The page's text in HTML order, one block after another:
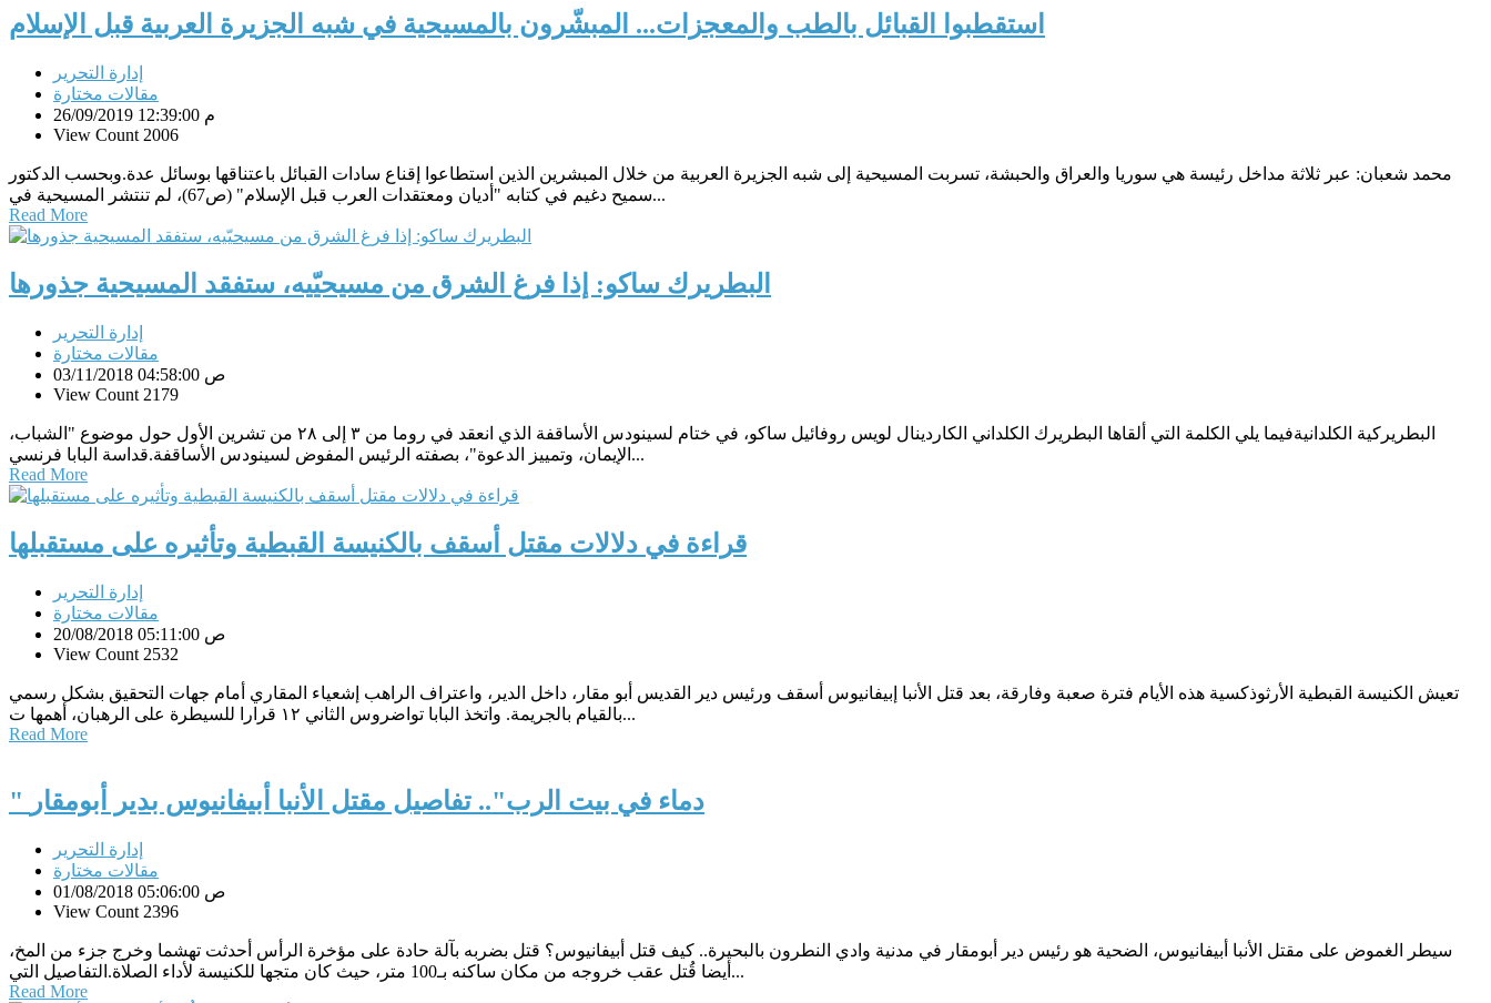
استقطبوا القبائل بالطب والمعجزات... المبشّرون بالمسيحية في شبه الجزيرة العربية قبل الإسلام
إدارة التحرير
مقالات مختارة
26/09/2019 12:39:00 م
View Count 2006
محمد شعبان: عبر ثلاثة مداخل رئيسة هي سوريا والعراق والحبشة، تسربت المسيحية إلى شبه الجزيرة العربية من خلال المبشرين الذين استطاعوا إقناع سادات القبائل باعتناقها بوسائل عدة.وبحسب الدكتور
سميح دغيم في كتابه "أديان ومعتقدات العرب قبل الإسلام" (ص67)، لم تنتشر المسيحية في...
Read More
البطريرك ساكو: إذا فرغ الشرق من مسيحيّيه، ستفقد المسيحية جذورها
إدارة التحرير
مقالات مختارة
03/11/2018 04:58:00 ص
View Count 2179
البطريركية الكلدانيةفيما يلي الكلمة التي ألقاها البطريرك الكلداني الكاردينال لويس روفائيل ساكو، في ختام لسينودس الأساقفة الذي انعقد في روما من ٣ إلى ٢٨ من تشرين الأول حول موضوع "الشباب،
الإيمان، وتمييز الدعوة"، بصفته الرئيس المفوض لسينودس الأساقفة.قداسة البابا فرنسي...
Read More
قراءة في دلالات مقتل أسقف بالكنيسة القبطية وتأثيره على مستقبلها
إدارة التحرير
مقالات مختارة
20/08/2018 05:11:00 ص
View Count 2532
تعيش الكنيسة القبطية الأرثوذكسية هذه الأيام فترة صعبة وفارقة، بعد قتل الأنبا إبيفانيوس أسقف ورئيس دير القديس أبو مقار، داخل الدير، واعتراف الراهب إشعياء المقاري أمام جهات التحقيق بشكل رسمي
بالقيام بالجريمة. واتخذ البابا تواضروس الثاني ١٢ قرارا للسيطرة على الرهبان، أهمها ت...
Read More
" دماء في بيت الرب".. تفاصيل مقتل الأنبا أبيفانيوس بدير أبومقار
إدارة التحرير
مقالات مختارة
01/08/2018 05:06:00 ص
View Count 2396
سيطر الغموض على مقتل الأنبا أبيفانيوس، الضحية هو رئيس دير أبومقار في مدنية وادي النطرون بالبحيرة.. كيف قتل أبيفانيوس؟ قتل بضربه بآلة حادة على مؤخرة الرأس أحدثت تهشما وخرج جزء من المخ،
أيضا قُتل عقب خروجه من مكان ساكنه بـ100 متر، حيث كان متجها للكنيسة لأداء الصلاة.التفاصيل التي...
Read More